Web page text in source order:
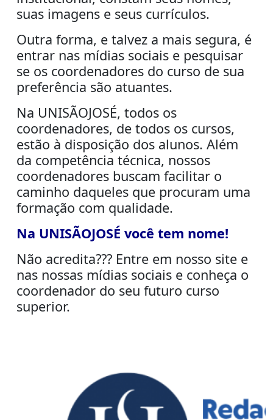
suas imagens e seus currículos.
Outra forma, e talvez a mais segura, é
entrar nas mídias sociais e pesquisar
se os coordenadores do curso de sua
preferência são atuantes.
Na UNISÃOJOSÉ, todos os
coordenadores, de todos os cursos,
estão à disposição dos alunos. Além
da competência técnica, nossos
coordenadores buscam facilitar o
caminho daqueles que procuram uma
formação com qualidade.
Na UNISÃOJOSÉ você tem nome!
Não acredita??? Entre em nosso site e
nas nossas mídias sociais e conheça o
coordenador do seu futuro curso
superior.